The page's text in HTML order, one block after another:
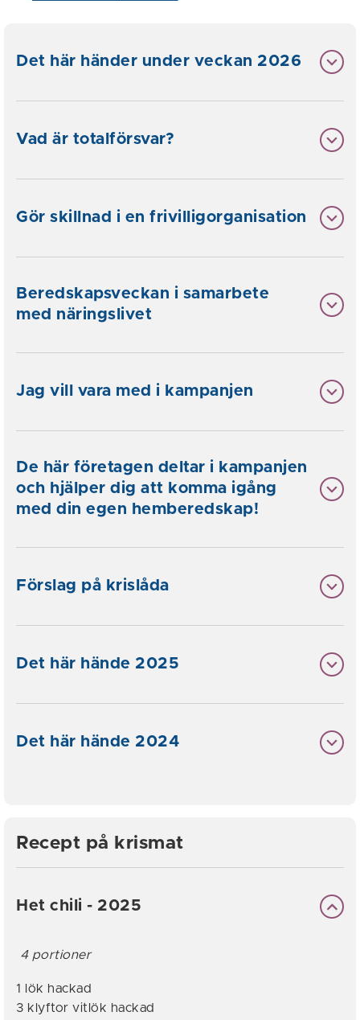
Det här händer under veckan 2026
Vad är totalförsvar?
Gör skillnad i en frivilligorganisation
Beredskapsveckan i samarbete
med näringslivet
Jag vill vara med i kampanjen
De här företagen deltar i kampanjen
och hjälper dig att komma igång
med din egen hemberedskap!
Förslag på krislåda
Det här hände 2025
Det här hände 2024
Recept på krismat
Het chili - 2025
4 portioner
1 lök hackad
3 klyftor vitlök hackad